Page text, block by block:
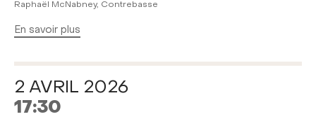
Raphaël McNabney, Contrebasse
En savoir plus
2 AVRIL 2026
17:30